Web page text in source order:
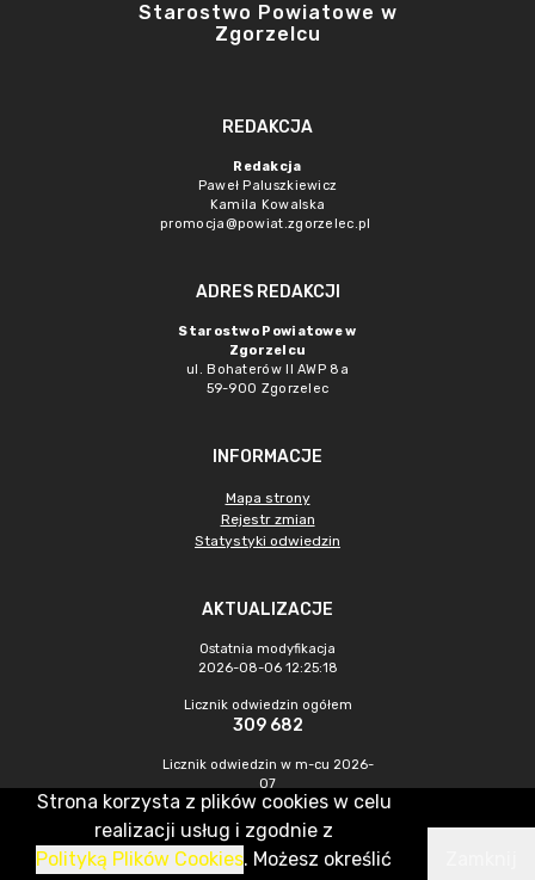
Starostwo Powiatowe w
Zgorzelcu
REDAKCJA
Redakcja
Paweł Paluszkiewicz
Kamila Kowalska
promocja@powiat.zgorzelec.pl
ADRES REDAKCJI
Starostwo Powiatowe w
Zgorzelcu
ul. Bohaterów II AWP 8a
59-900 Zgorzelec
INFORMACJE
Mapa strony
Rejestr zmian
Statystyki odwiedzin
AKTUALIZACJE
Ostatnia modyfikacja
2026-08-06 12:25:18
Licznik odwiedzin ogółem
309 682
Licznik odwiedzin w m-cu 2026-
07
380
CMS & Hosting: Nefeni Sp. z o.o.
Strona korzysta z plików cookies w celu
realizacji usług i zgodnie z
Polityką Plików Cookies. Możesz określić